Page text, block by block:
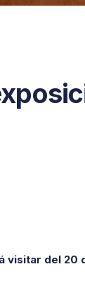
visitar del 20